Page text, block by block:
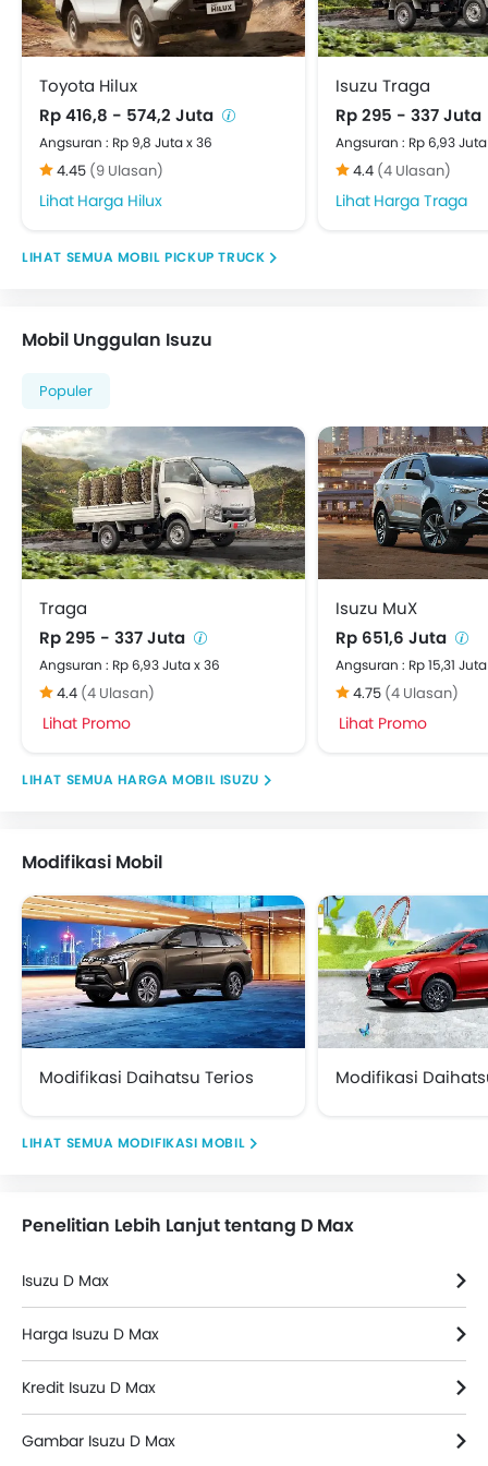
Cover Velg
Antena elektrik
Kaca spion luar manual
Power Door Locks
Adjustable Headrest
Sun Visors
Emergency Stop Signal
Toyota Hilux
Rp 416,8 - 574,2 Juta
Angsuran : Rp 9,8 Juta x 36
4.45 (9 Ulasan)
Harga Hilux
Isuzu Traga
Rp 295 - 337 Juta
Angsuran : Rp 6,93
4.4 (4 Ulasan)
Harga Traga
MOBIL PICKUP TRUCK
Mobil Unggulan Isuzu
Populer
Traga
Rp 295 - 337 Juta
Angsuran : Rp 6,93 Juta x 36
4.4 (4 Ulasan)
Lihat Promo
Isuzu MuX
Rp 651,6 Juta
Angsuran : Rp 15,31
4.75 (4 Ulasan)
Lihat Promo
HARGA MOBIL ISUZU
Modifikasi Mobil
Modifikasi Daihatsu Terios Modifikasi
MODIFIKASI MOBIL
Penelitian Lebih Lanjut tentang D Max
Isuzu D Max
Harga Isuzu D Max
Kredit Isuzu D Max
Gambar Isuzu D Max